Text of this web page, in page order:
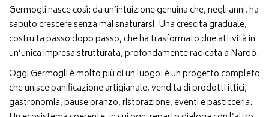
Germogli nasce così: da un’intuizione genuina che, negli anni, ha
saputo crescere senza mai snaturarsi. Una crescita graduale,
costruita passo dopo passo, che ha trasformato due attività in
un’unica impresa strutturata, profondamente radicata a Nardò.
Oggi Germogli è molto più di un luogo: è un progetto completo
che unisce panificazione artigianale, vendita di prodotti ittici,
gastronomia, pause pranzo, ristorazione, eventi e pasticceria.